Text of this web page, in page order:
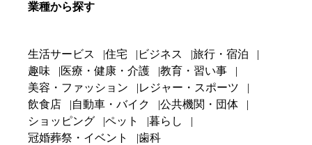
業種から探す
生活サービス 住宅 ビジネス
旅行・宿泊
趣味
医療・健康・介護
教育・習い事
美容・ファッション
レジャー・スポーツ
飲食店
自動車・バイク
公共機関・団体
ショッピング
ペット
暮らし
冠婚葬祭・イベント
歯科